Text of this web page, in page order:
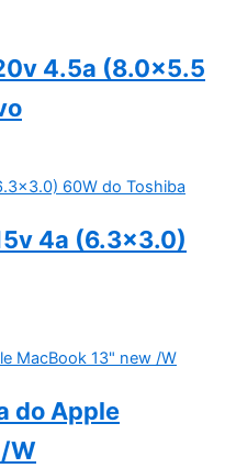
4.5a (8.0×5.5
4a (6.3×3.0)
do Apple
W